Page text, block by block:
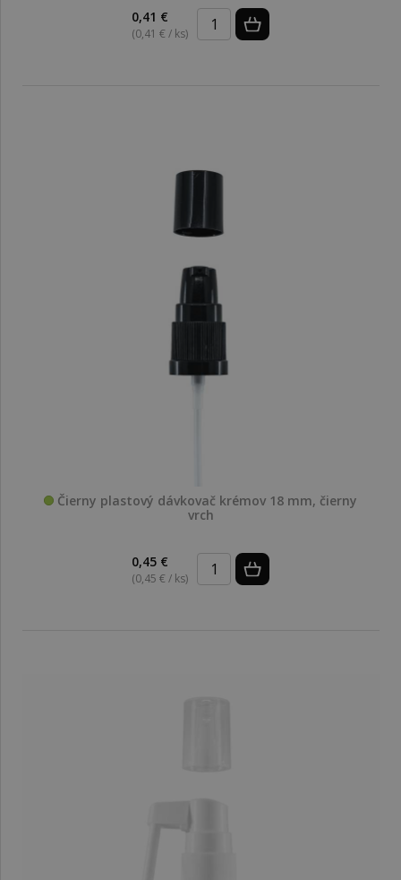
0,41 €
(0,41 € / ks)
Čierny plastový dávkovač krémov 18 mm, čierny
vrch
0,45 €
(0,45 € / ks)